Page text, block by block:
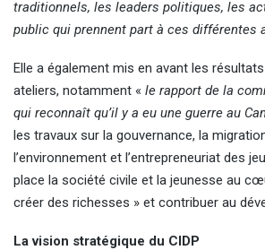
traditionnels, les leaders politiques, les
public qui prennent part à ces différentes
Elle a également mis en avant les
ateliers, notamment « le rapport de la
qui reconnaît qu’il y a eu une guerre au
les travaux sur la gouvernance, la
l’environnement et l’entrepreneuriat des
place la société civile et la jeunesse au
créer des richesses » et contribuer au
La vision stratégique du CIDP